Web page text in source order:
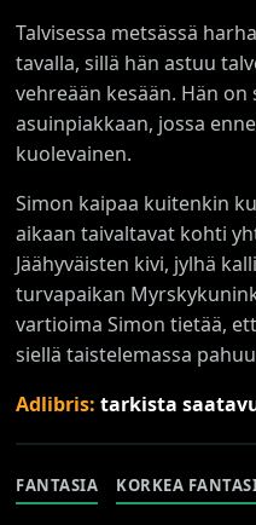
Talvisessa metsässä
tavalla, sillä hän astuu
vehreään kesään. Hän
asuinpiakkaan, jossa
kuolevainen.
Simon kaipaa kuitenkin
aikaan taivaltavat kohti
Jäähyväisten kivi, jylhä
turvapaikan
vartioima Simon tietää,
siellä taistelemassa
Adlibris:tarkista
FANTASIA KORKEA